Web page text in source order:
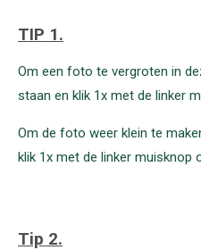
TIP 1.
Om een foto te vergroten in
staan en klik 1x met de linker
Om de foto weer klein te
klik 1x met de linker muisknop
Tip 2.